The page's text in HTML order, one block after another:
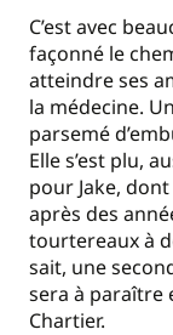
C’est avec
façonné le
atteindre ses
la médecine.
parsemé
Elle s’est plu,
pour Jake,
après des
tourtereaux à
sait, une
sera à paraître
Chartier.